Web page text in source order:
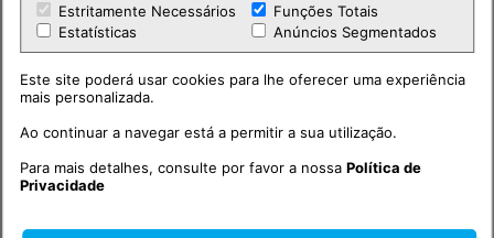
Estritamente Necessários
Funções Totais
Estatísticas
Anúncios Segmentados
Este site poderá usar cookies para lhe oferecer uma experiência
mais personalizada.
Ao continuar a navegar está a permitir a sua utilização.
Para mais detalhes, consulte por favor a nossaPolítica de
Privacidade